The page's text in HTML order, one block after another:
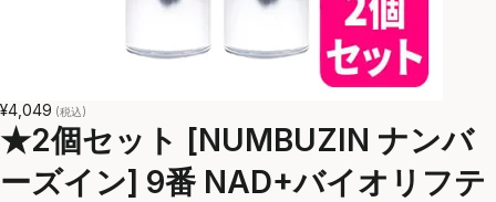
¥4,049 (税込)
★2個セット [NUMBUZIN ナンバ
ーズイン] 9番 NAD+バイオリフテ